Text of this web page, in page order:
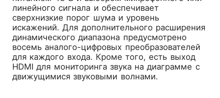
линейного сигнала и обеспечивает
сверхнизкие порог шума и уровень
искажений. Для дополнительного расширения
динамического диапазона предусмотрено
восемь аналого-цифровых преобразователей
для каждого входа. Кроме того, есть выход
HDMI для мониторинга звука на диаграмме с
движущимися звуковыми волнами.